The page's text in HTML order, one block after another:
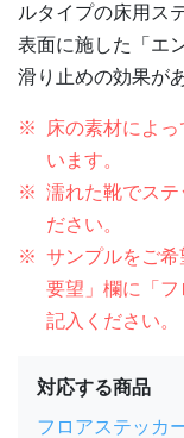
ルタイプの床用ス
表面に施した「エ
滑り止めの効果が
床の素材によ
います。
濡れた靴でステ
ださい。
サンプルをご
要望」欄に「
記入ください。
対応する商品
フロアステッカ